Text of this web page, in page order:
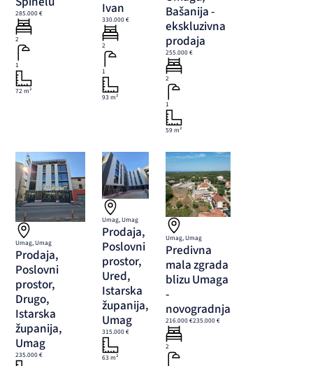
285.000 €
2
1
72 m²
Ivan
330.000 €
2
1
93 m²
Bašanija -
ekskluzivna
prodaja
255.000 €
2
1
59 m²
Umag, Umag
Prodaja,
Poslovni
prostor,
Drugo,
Istarska
županija,
Umag
235.000 €
Umag, Umag
Prodaja,
Poslovni
prostor,
Ured,
Istarska
županija,
Umag
315.000 €
63 m²
Umag, Umag
Predivna
mala zgrada
blizu Umaga
-
novogradnja
216.000 €235.000 €
2